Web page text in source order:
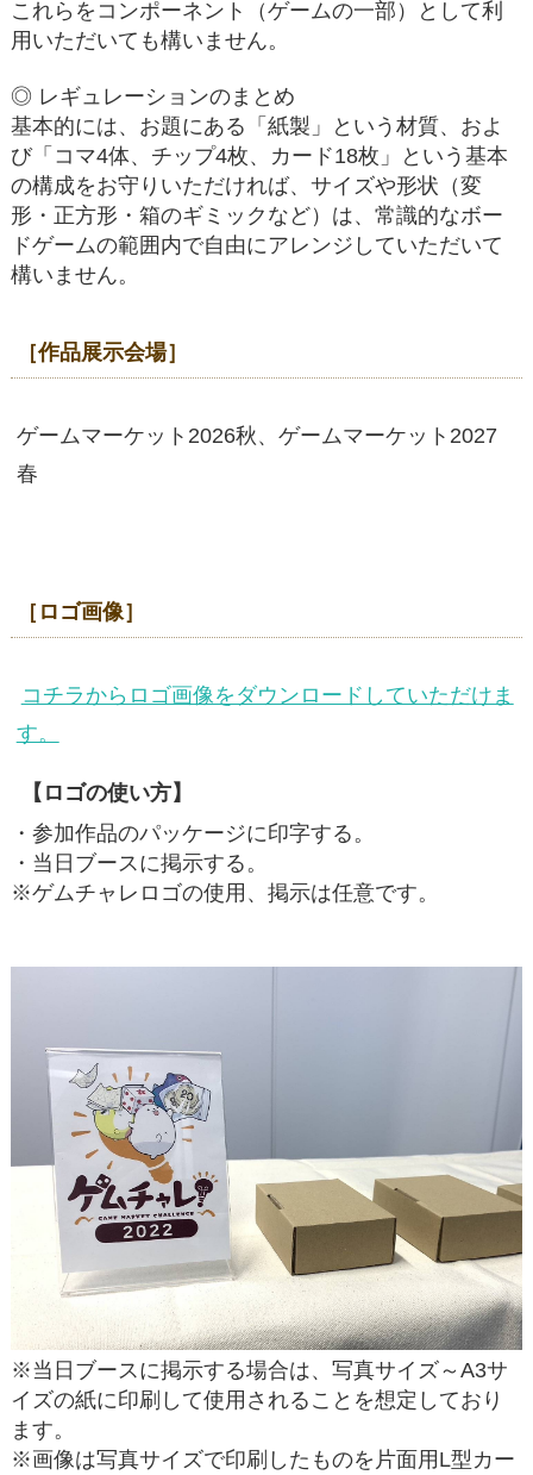
これらをコンポーネント（ゲームの一部）として利
用いただいても構いません。
◎ レギュレーションのまとめ
基本的には、お題にある「紙製」という材質、およ
び「コマ4体、チップ4枚、カード18枚」という基本
の構成をお守りいただければ、サイズや形状（変
形・正方形・箱のギミックなど）は、常識的なボー
ドゲームの範囲内で自由にアレンジしていただいて
構いません。
［作品展示会場］
ゲームマーケット2026秋、ゲームマーケット2027
春
［ロゴ画像］
コチラからロゴ画像をダウンロードしていただけま
す。
【ロゴの使い方】
・参加作品のパッケージに印字する。
・当日ブースに掲示する。
※ゲムチャレロゴの使用、掲示は任意です。
※当日ブースに掲示する場合は、写真サイズ～A3サ
イズの紙に印刷して使用されることを想定しており
ます。
※画像は写真サイズで印刷したものを片面用L型カー